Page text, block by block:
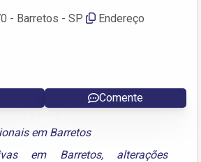
- Barretos - SP
Endereço
Comente
em Barretos
em Barretos, alterações